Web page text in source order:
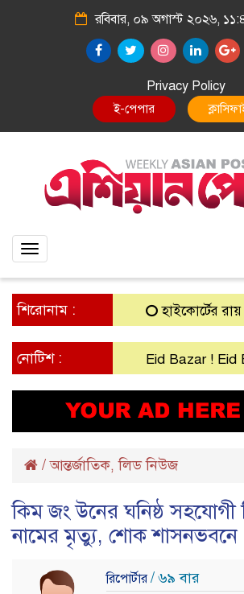
রবিবার, ০৯ অগাস্ট ২০২৬,
Privacy Policy
E-Paper
Toggle
শিরোনাম : হাইকোর্টের রায়
নোটিশ : Eid Bazar ! Eid
/আন্তর্জাতিক,লিড নিউজ
কিম জং উনের ঘনিষ্ঠ সহযোগী
নামের মৃত্যু, শোক শাসনভবনে
রিপোর্টার/ ৬৯ বার